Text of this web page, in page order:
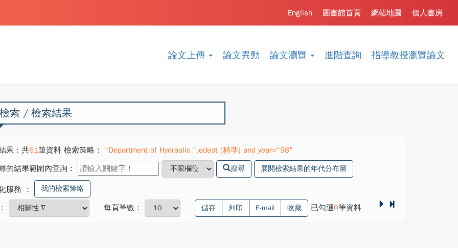
論文上傳 論文異動 論文瀏覽 進階查詢 指導教授瀏覽論文
個人書房
網站地圖
圖書館首頁
English
索 / 檢索結果
果：共61筆資料 檢索策略：
"Department of Hydraulic ".edept (精準) and year="98"
的結果範圍內查詢：
搜尋 展開檢索結果的年代分布圖
服務 ： 我的檢索策略
每頁筆數： 儲存 列印 E-mail 收藏 已勾選0筆資料